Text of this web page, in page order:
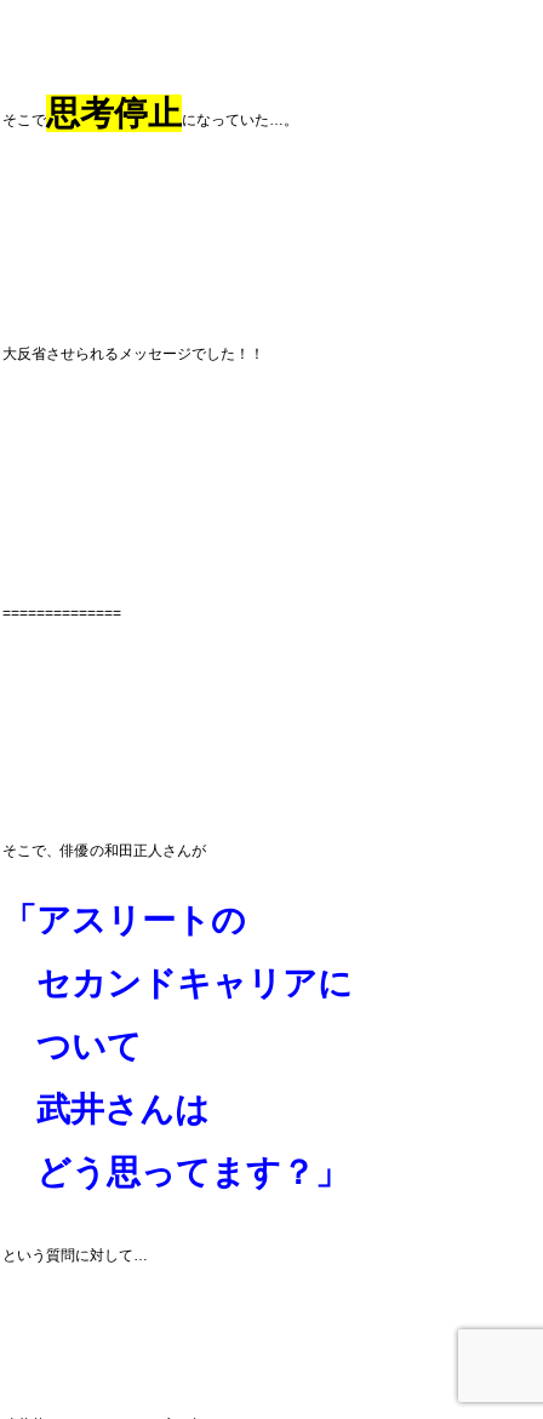
そこで思考停止になっていた…。
大反省させられるメッセージでした！！
==============
そこで、俳優の和田正人さんが
「アスリートの
セカンドキャリアに
ついて
武井さんは
どう思ってます？」
という質問に対して…